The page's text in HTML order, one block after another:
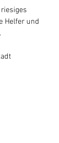
Helfer und